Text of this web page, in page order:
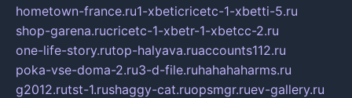
hometown-france.ru1-xbeticricetc-1-xbetti-5.ru
shop-garena.rucricetc-1-xbetr-1-xbetcc-2.ru
one-life-story.rutop-halyava.ruaccounts112.ru
poka-vse-doma-2.ru3-d-file.ruhahahaharms.ru
g2012.rutst-1.rushaggy-cat.ruopsmgr.ruev-gallery.ru